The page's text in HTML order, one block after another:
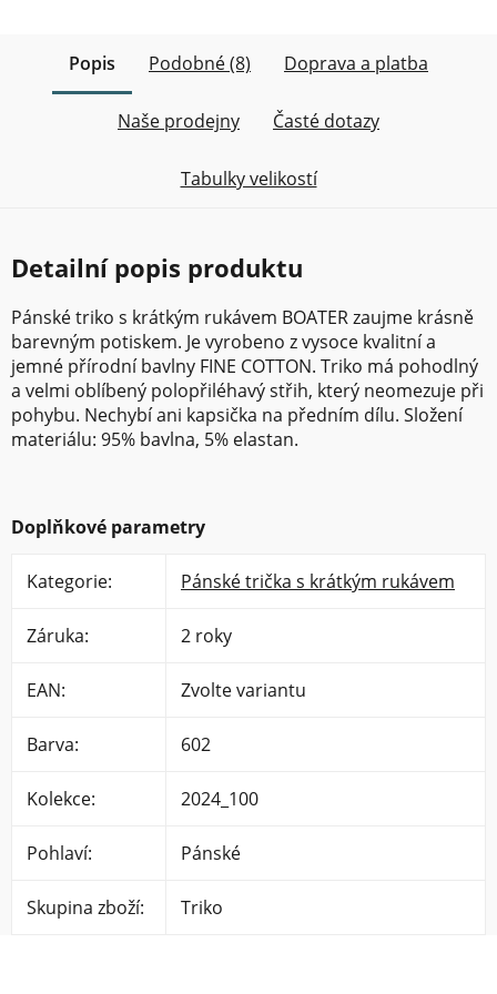
Popis Podobné (8) Doprava a platba
Naše prodejny Časté dotazy
Tabulky velikostí
Detailní popis produktu
Pánské triko s krátkým rukávem BOATER zaujme krásně
barevným potiskem. Je vyrobeno z vysoce kvalitní a
jemné přírodní bavlny FINE COTTON. Triko má pohodlný
a velmi oblíbený polopřiléhavý střih, který neomezuje při
pohybu. Nechybí ani kapsička na předním dílu. Složení
materiálu: 95% bavlna, 5% elastan.
Doplňkové parametry
Kategorie: Pánské trička s krátkým rukávem
Záruka: 2 roky
EAN: Zvolte variantu
Barva: 602
Kolekce: 2024_100
Pohlaví: Pánské
Skupina zboží: Triko